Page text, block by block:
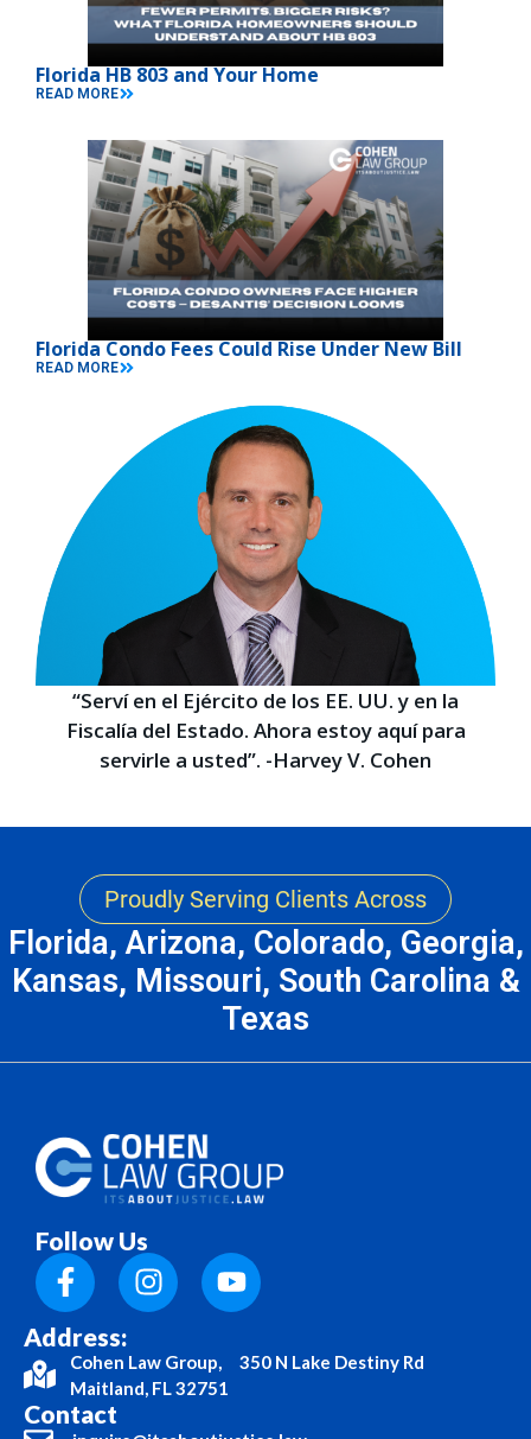
Florida HB 803 and Your Home
READ MORE
Florida Condo Fees Could Rise Under New Bill
READ MORE
“Serví en el Ejército de los EE. UU. y en la
Fiscalía del Estado. Ahora estoy aquí para
servirle a usted”. -Harvey V. Cohen
Proudly Serving Clients Across
Florida, Arizona, Colorado, Georgia,
Kansas, Missouri, South Carolina &
Texas
Follow Us
Address:
Cohen Law Group, 350 N Lake Destiny Rd
Maitland, FL 32751
Contact